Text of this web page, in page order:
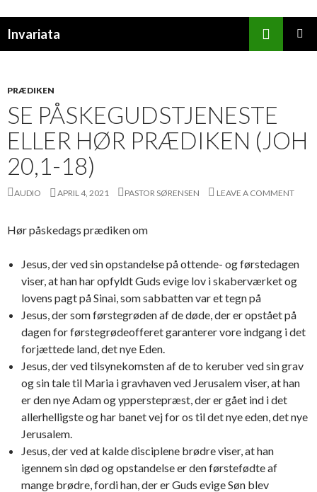
Invariata
PRÆDIKEN
SE PÅSKEGUDSTJENESTE
ELLER HØR PRÆDIKEN (JOH
20,1-18)
AUDIO APRIL 4, 2021 PASTOR SØRENSEN LEAVE A COMMENT
Hør påskedags prædiken om
Jesus, der ved sin opstandelse på ottende- og førstedagen
viser, at han har opfyldt Guds evige lov i skaberværket og
lovens pagt på Sinai, som sabbatten var et tegn på
Jesus, der som førstegrøden af de døde, der er opstået på
dagen for førstegrødeofferet garanterer vore indgang i det
forjættede land, det nye Eden.
Jesus, der ved tilsynekomsten af de to keruber ved sin grav
og sin tale til Maria i gravhaven ved Jerusalem viser, at han
er den nye Adam og ypperstepræst, der er gået ind i det
allerhelligste og har banet vej for os til det nye eden, det nye
Jerusalem.
Jesus, der ved at kalde disciplene brødre viser, at han
igennem sin død og opstandelse er den førstefødte af
mange brødre, fordi han, der er Guds evige Søn blev